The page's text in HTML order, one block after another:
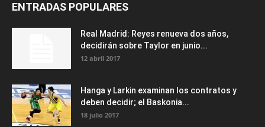
ENTRADAS POPULARES
Real Madrid: Reyes renueva dos años,
decidirán sobre Taylor en junio...
12 abril 2017
Hanga y Larkin examinan los contratos y
deben decidir; el Baskonia...
18 julio 2017